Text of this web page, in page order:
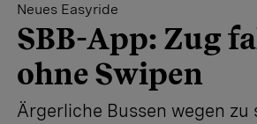
Neues Easyride
SBB-App: Zug
ohne Swipen
Ärgerliche Bussen wegen